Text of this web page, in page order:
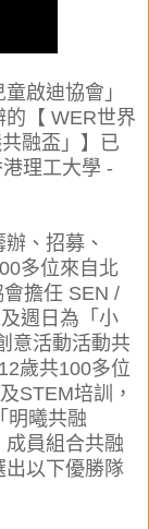
童啟迪協會 」
的【 WER世界
融盃」】 已
理工大學 -
、招募、
多位來自北
擔任 SEN /
週日為「小
意活動活動共
歲共100多位
STEM培訓，
明曦共融
員組合共融
以下優勝隊